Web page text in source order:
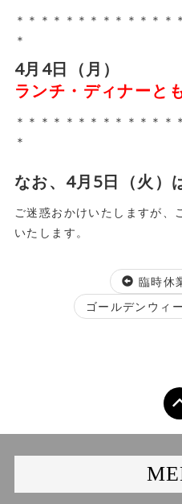
＊＊＊＊＊＊＊＊＊＊＊＊＊
＊
4月4日（月）
ランチ・ディナーと
＊＊＊＊＊＊＊＊＊＊＊＊＊
＊
なお、4月5日（火）
ご迷惑おかけいたしますが、
いたします。
臨時休
ゴールデンウィ